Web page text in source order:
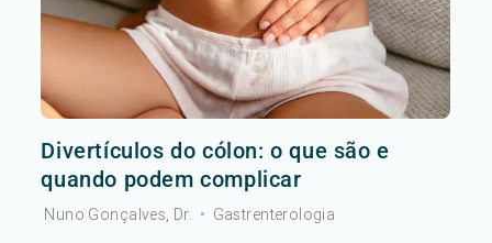
Divertículos do cólon: o que são e
quando podem complicar
Nuno Gonçalves, Dr. • Gastrenterologia